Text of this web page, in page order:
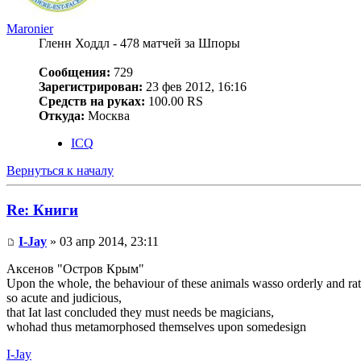
Maronier
Гленн Ходдл - 478 матчей за Шпоры
Сообщения: 729
Зарегистрирован: 23 фев 2012, 16:16
Средств на руках: 100.00 RS
Откуда: Москва
ICQ
Вернуться к началу
Re: Книги
I-Jay » 03 апр 2014, 23:11
Аксенов "Остров Крым"
Upon the whole, the behaviour of these animals wasso orderly and
so acute and judicious,
that Iat last concluded they must needs be magicians,
whohad thus metamorphosed themselves upon somedesign
I-Jay